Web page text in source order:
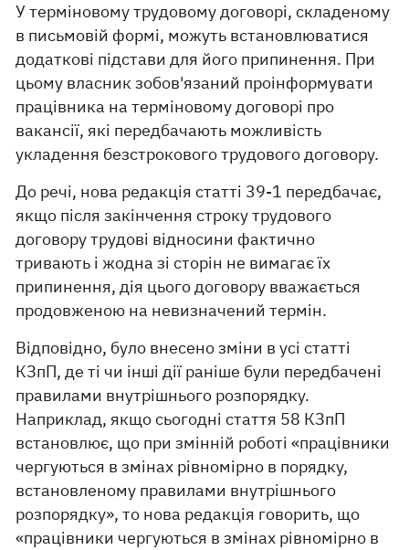
У терміновому трудовому договорі, складеному
в письмовій формі, можуть встановлюватися
додаткові підстави для його припинення. При
цьому власник зобов'язаний проінформувати
працівника на терміновому договорі про
вакансії, які передбачають можливість
укладення безстрокового трудового договору.
До речі, нова редакція статті 39-1 передбачає,
якщо після закінчення строку трудового
договору трудові відносини фактично
тривають і жодна зі сторін не вимагає їх
припинення, дія цього договору вважається
продовженою на невизначений термін.
Відповідно, було внесено зміни в усі статті
КЗпП, де ті чи інші дії раніше були передбачені
правилами внутрішнього розпорядку.
Наприклад, якщо сьогодні стаття 58 КЗпП
встановлює, що при змінній роботі «працівники
чергуються в змінах рівномірно в порядку,
встановленому правилами внутрішнього
розпорядку», то нова редакція говорить, що
«працівники чергуються в змінах рівномірно в